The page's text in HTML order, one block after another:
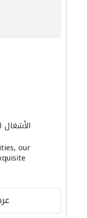
مكافحة
صيانة
توصيل
الأثاث
our